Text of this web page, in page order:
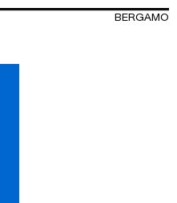
BERGAMO